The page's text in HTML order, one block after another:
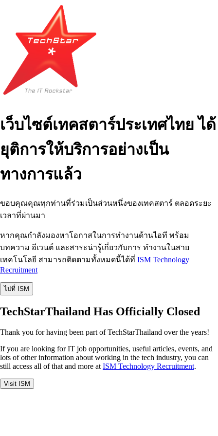
เว็บไซต์เทคสตาร์ประเทศไทย ได้
ยุติการให้บริการอย่างเป็น
ทางการแล้ว
ขอบคุณคุณทุกท่านที่ร่วมเป็นส่วนหนึ่งของเทคสตาร์ ตลอดระยะ
เวลาที่ผ่านมา
หากคุณกำลังมองหาโอกาสในการทำงานด้านไอที พร้อม
บทความ อีเวนต์ และสาระน่ารู้เกี่ยวกับการ ทำงานในสาย
เทคโนโลยี สามารถติดตามทั้งหมดนี้ได้ที่ ISM Technology
Recruitment
ไปที่ ISM
TechStarThailand Has Officially Closed
Thank you for having been part of TechStarThailand over the years!
If you are looking for IT job opportunities, useful articles, events, and
lots of other information about working in the tech industry, you can
still access all of that and more at ISM Technology Recruitment.
Visit ISM